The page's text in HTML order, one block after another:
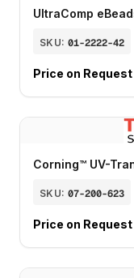
UltraComp
SKU: 01-2222-42
Price on Request
Corning™ UV-
SKU: 07-200-623
Price on Request